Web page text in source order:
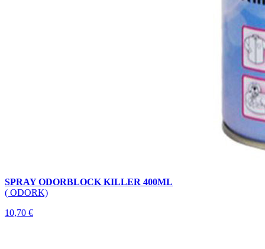
SPRAY ODORBLOCK KILLER 400ML
( ODORK)
10,70 €